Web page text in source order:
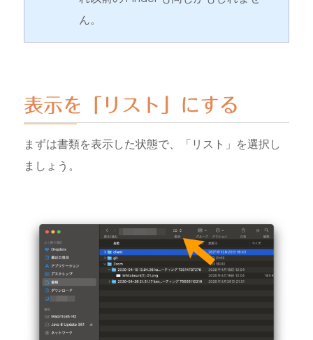
ん。
表示を「リスト」にする
まずは書類を表示した状態で、「リスト」を選択し
ましょう。